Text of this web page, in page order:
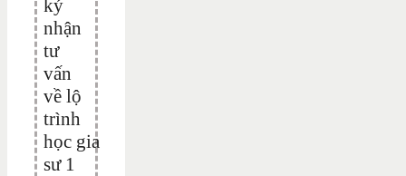
ký
nhận
tư
vấn
về lộ
trình
học gia
sư 1